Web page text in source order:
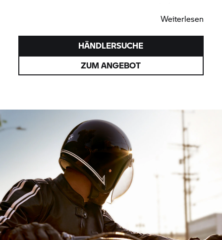
Weiterlesen
HÄNDLERSUCHE
ZUM ANGEBOT